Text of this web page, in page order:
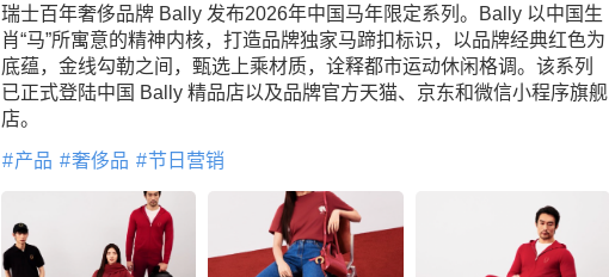
瑞士百年奢侈品牌 Bally 发布2026年中国马年限定系列。Bally 以中国生
肖“马”所寓意的精神内核，打造品牌独家马蹄扣标识，以品牌经典红色为
底蕴，金线勾勒之间，甄选上乘材质，诠释都市运动休闲格调。该系列
已正式登陆中国 Bally 精品店以及品牌官方天猫、京东和微信小程序旗舰
店。
产品 奢侈品 节日营销